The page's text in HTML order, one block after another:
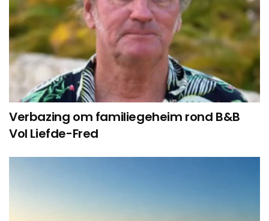
Verbazing om familiegeheim rond B&B
Vol Liefde-Fred